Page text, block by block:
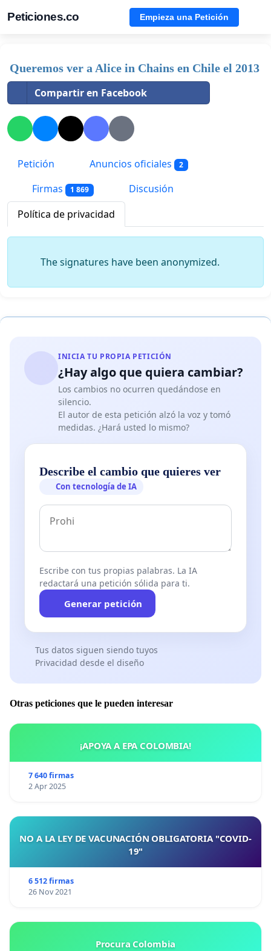
Peticiones.co Empieza una Petición
Queremos ver a Alice in Chains en Chile el 2013
Compartir en Facebook
Petición Anuncios oficiales 2
Firmas 1 869
Discusión
Política de privacidad
The signatures have been anonymized.
INICIA TU PROPIA PETICIÓN
¿Hay algo que quiera cambiar?
Los cambios no ocurren quedándose en
silencio.
El autor de esta petición alzó la voz y tomó
medidas. ¿Hará usted lo mismo?
Describe el cambio que quieres ver
Con tecnología de IA
Escribe con tus propias palabras. La IA
redactará una petición sólida para ti.
Generar petición
Tus datos siguen siendo tuyos
Privacidad desde el diseño
Otras peticiones que le pueden interesar
¡APOYA A EPA COLOMBIA!
7 640 firmas
2 Apr 2025
NO A LA LEY DE VACUNACIÓN OBLIGATORIA "COVID-
19"
6 512 firmas
26 Nov 2021
Procura Colombia